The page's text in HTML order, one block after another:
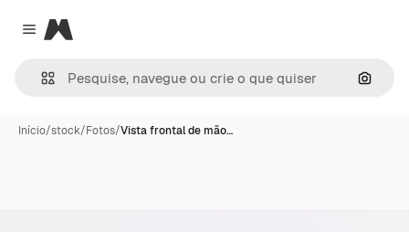
Close menu
Magnific
Início/stock/Fotos/Vista frontal de mão…